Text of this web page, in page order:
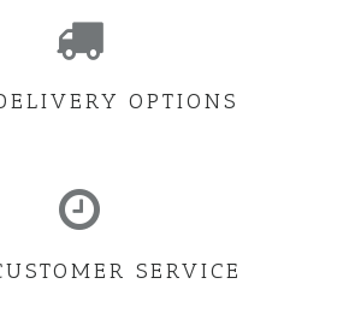
OPTIONS
SERVICE